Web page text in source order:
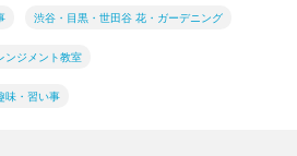
渋谷・目黒・世田谷 花・ガーデニング
ンジメント教室
味・習い事